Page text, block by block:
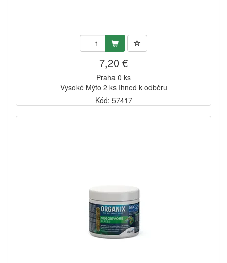
7,20 €
Praha 0 ks
Vysoké Mýto 2 ks Ihned k odběru
Kód: 57417